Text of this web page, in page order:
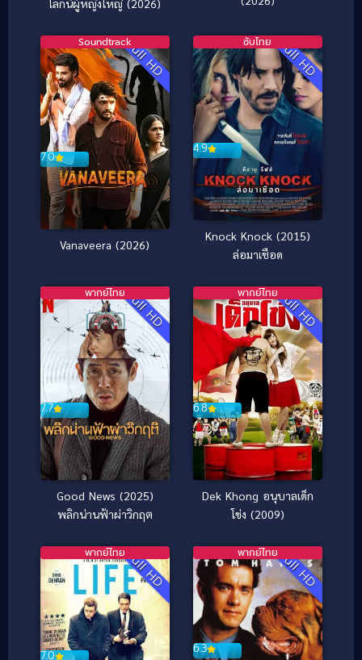
โลกนี้ผู้หญิงใหญ่ (2026)
Full HD
7.0
Soundtrack
Vanaveera (2026)
Full HD
4.9
ซับไทย
Knock Knock (2015)
ล่อมาเชือด
Full HD
7.7
พากย์ไทย
Good News (2025)
พลิกน่านฟ้าผ่าวิกฤต
Full HD
6.8
พากย์ไทย
Dek Khong อนุบาลเด็ก
โข่ง (2009)
Full HD
7.0
พากย์ไทย Full HD
6.3
พากย์ไทย